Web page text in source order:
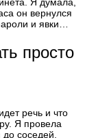
он вернулся
и явки…
просто
речь и что
Я провела
соседей,